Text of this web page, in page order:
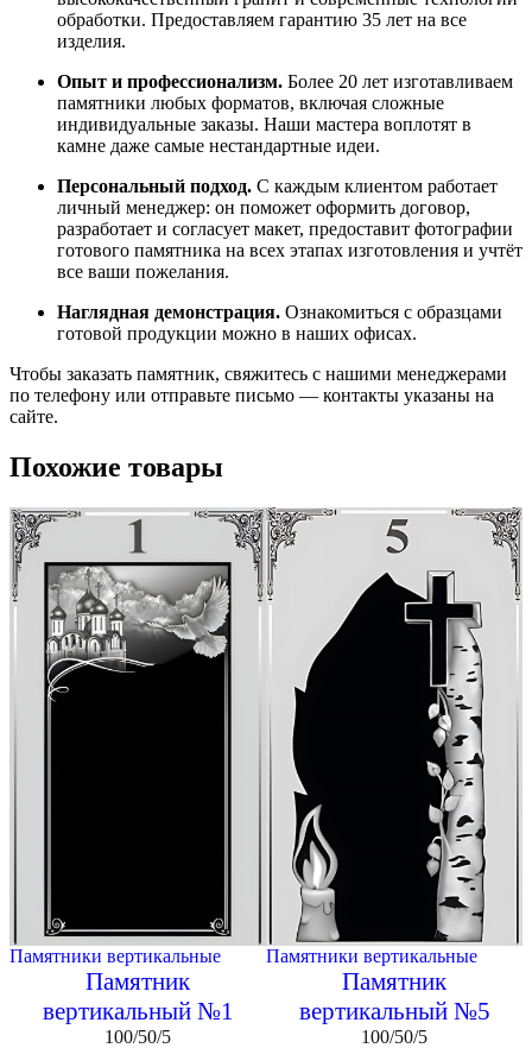
обработки. Предоставляем гарантию 35 лет на все
изделия.
Опыт и профессионализм. Более 20 лет изготавливаем
памятники любых форматов, включая сложные
индивидуальные заказы. Наши мастера воплотят в
камне даже самые нестандартные идеи.
Персональный подход. С каждым клиентом работает
личный менеджер: он поможет оформить договор,
разработает и согласует макет, предоставит фотографии
готового памятника на всех этапах изготовления и учтёт
все ваши пожелания.
Наглядная демонстрация. Ознакомиться с образцами
готовой продукции можно в наших офисах.
Чтобы заказать памятник, свяжитесь с нашими менеджерами
по телефону или отправьте письмо — контакты указаны на
сайте.
Похожие товары
Памятники вертикальные
Памятник
вертикальный №1
100/50/5
Памятники вертикальные
Памятник
вертикальный №5
100/50/5